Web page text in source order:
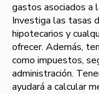
gastos asociados a
Investiga las tasas
hipotecarios y
ofrecer. Además,
como impuestos,
administración.
ayudará a calcular